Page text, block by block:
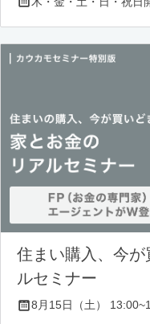
住まい購入、今
ルセミナー
8月15日（土）